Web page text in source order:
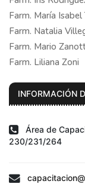
Farm. María
Farm. Natalia
Farm. Mario
Farm. Liliana Zoni
INFORMACIÓN
Área de
230/231/264